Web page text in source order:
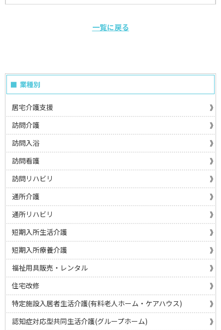
一覧に戻る
業種別
居宅介護支援
訪問介護
訪問入浴
訪問看護
訪問リハビリ
通所介護
通所リハビリ
短期入所生活介護
短期入所療養介護
福祉用具販売・レンタル
住宅改修
特定施設入居者生活介護(有料老人ホーム・ケアハウス)
認知症対応型共同生活介護(グループホーム)